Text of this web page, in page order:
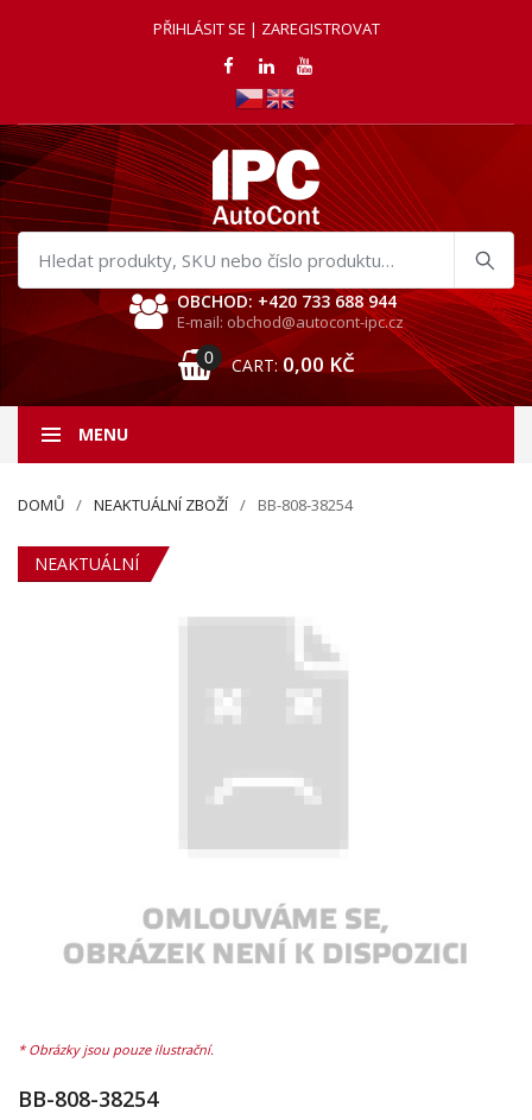
PŘIHLÁSIT SE | ZAREGISTROVAT
Hledat
produkty
OBCHOD: +420 733 688 944
E-mail: obchod@autocont-ipc.cz
0 CART: 0,00 KČ
MENU
DOMŮ NEAKTUÁLNÍ ZBOŽÍ BB-808-38254
NEAKTUÁLNÍ
BB-808-38254